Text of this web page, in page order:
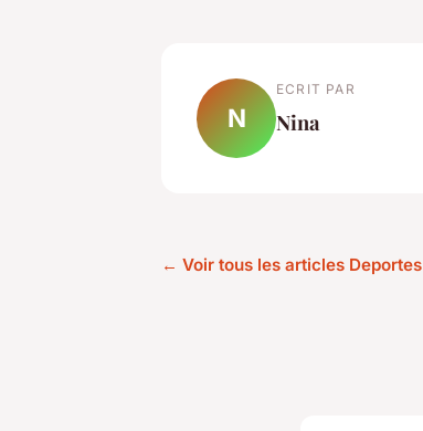
N
ECRIT PAR
Nina
← Voir tous les articles Deportes